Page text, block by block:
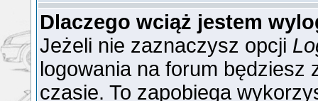
Dlaczego wciąż jestem
Jeżeli nie zaznaczysz opcji
logowania na forum będziesz
czasie. To zapobiega